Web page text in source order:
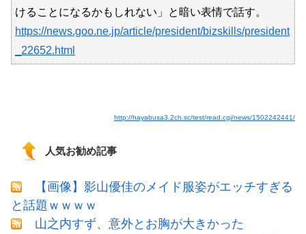
けることになるかもしれない」と暗い表情で話す。
https://news.goo.ne.jp/article/president/bizskills/president
_22652.html
http://hayabusa3.2ch.sc/test/read.cgi/news/1502242441/
人気お勧め記事
【画像】影山優佳のメイド服姿がエッチすぎる
と話題ｗｗｗｗ
山之内すず、意外とお胸が大きかった